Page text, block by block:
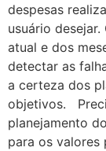
despesas
usuário
atual e dos
detectar as
a certeza dos
objetivos.
planejamento
para os valores